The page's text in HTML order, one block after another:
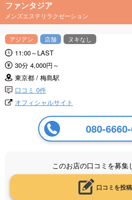
ファンタジア
メンズエステリラクゼーション
アジアン 店舗 ヌキなし
11:00～LAST
30分 4,000円～
東京都 / 梅島駅
口コミ 0件
オフィシャルサイト
080-
このお店の口コミを募集
口コミを投